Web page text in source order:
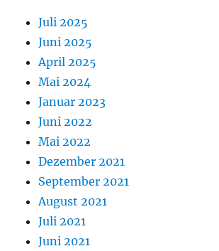
Juli 2025
Juni 2025
April 2025
Mai 2024
Januar 2023
Juni 2022
Mai 2022
Dezember 2021
September 2021
August 2021
Juli 2021
Juni 2021